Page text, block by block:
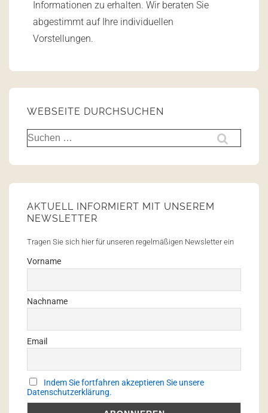
Informationen zu erhalten. Wir beraten Sie
abgestimmt auf Ihre individuellen
Vorstellungen.
WEBSEITE DURCHSUCHEN
AKTUELL INFORMIERT MIT UNSEREM
NEWSLETTER
Tragen Sie sich hier für unseren regelmäßigen Newsletter ein
Vorname
Nachname
Email
Indem Sie fortfahren akzeptieren Sie unsere
Datenschutzerklärung.